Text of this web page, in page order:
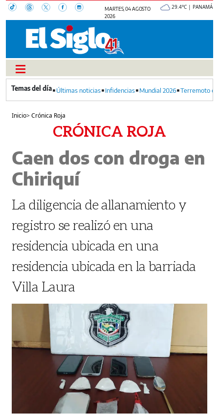
MARTES, 04 AGOSTO
2026
29.4°C | PANAMÁ
Últimas noticias Infidencias Mundial 2026 Terremoto
Inicio>Crónica Roja
CRÓNICA ROJA
Caen dos con droga en
Chiriquí
La diligencia de allanamiento y
registro se realizó en una
residencia ubicada en una
residencia ubicada en la barriada
Villa Laura